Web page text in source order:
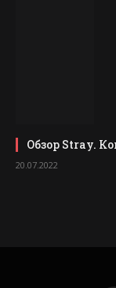
Обзор Stray.
20.07.2022